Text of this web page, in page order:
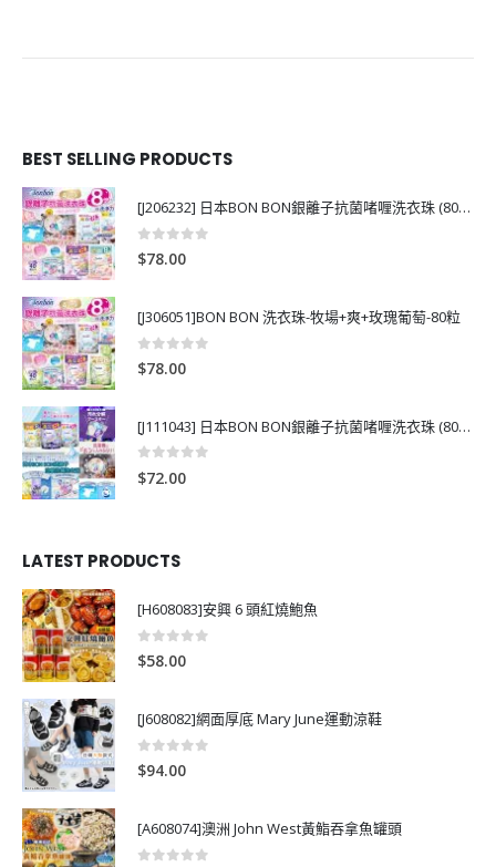
BEST SELLING PRODUCTS
[J206232] 日本BON BON銀離子抗菌啫喱洗衣珠 (80粒)
0out of 5
$78.00
[J306051]BON BON 洗衣珠-牧場+爽+玫瑰葡萄-80粒
0
$78.00
[J111043] 日本BON BON銀離子抗菌啫喱洗衣珠 (80粒)
0
$72.00
LATEST PRODUCTS
[H608083]安興 6 頭紅燒鮑魚
0out of 5
$58.00
[J608082]網面厚底 Mary June運動涼鞋
0 out of 5
$94.00
[A608074]澳洲 John West黃鮨吞拿魚罐頭